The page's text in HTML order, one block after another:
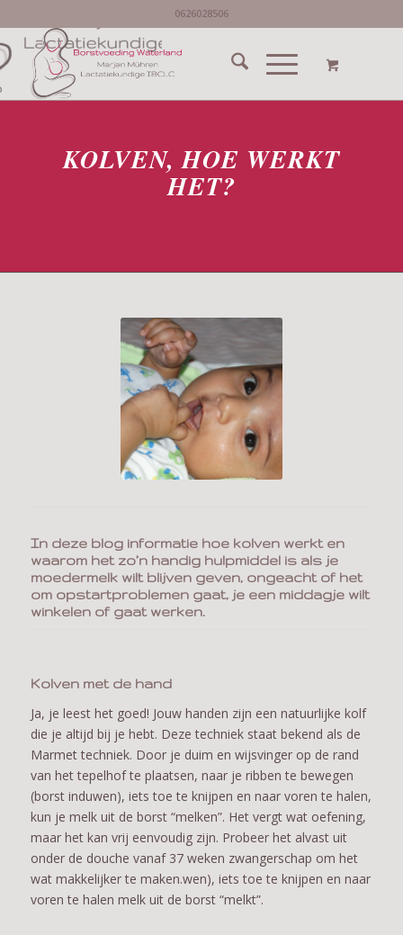
0626028506
KOLVEN, HOE WERKT
HET?
In deze blog informatie hoe kolven werkt en
waarom het zo’n handig hulpmiddel is als je
moedermelk wilt blijven geven, ongeacht of het
om opstartproblemen gaat, je een middagje wilt
winkelen of gaat werken.
Kolven met de hand
Ja, je leest het goed! Jouw handen zijn een natuurlijke kolf
die je altijd bij je hebt. Deze techniek staat bekend als de
Marmet techniek. Door je duim en wijsvinger op de rand
van het tepelhof te plaatsen, naar je ribben te bewegen
(borst induwen), iets toe te knijpen en naar voren te halen,
kun je melk uit de borst “melken”. Het vergt wat oefening,
maar het kan vrij eenvoudig zijn. Probeer het alvast uit
onder de douche vanaf 37 weken zwangerschap om het
wat makkelijker te maken.wen), iets toe te knijpen en naar
voren te halen melk uit de borst “melkt”.